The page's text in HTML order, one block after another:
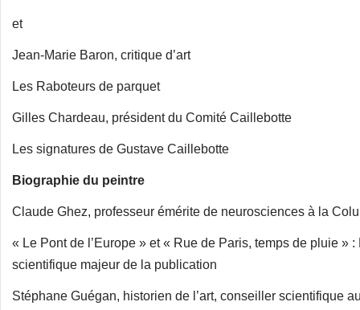
et
Jean-Marie Baron, critique d’art
Les Raboteurs de parquet
Gilles Chardeau, président du Comité Caillebotte
Les signatures de Gustave Caillebotte
Biographie du peintre
Claude Ghez, professeur émérite de neurosciences à la
« Le Pont de l’Europe » et « Rue de Paris, temps de pluie »
scientifique majeur de la publication
Stéphane Guégan, historien de l’art, conseiller scientifique